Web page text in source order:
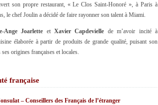
son propre restaurant, « Le Clos Saint-Honoré », à Paris à
le chef Joulin a décidé de faire rayonner son talent à Miami.
Ange Joarlette etXavier Capdevielle de m’avoir incité à
élaborée à partir de produits de grande qualité, puisant son
origines françaises et locales.
française
– Conseillers des Français de l’étranger